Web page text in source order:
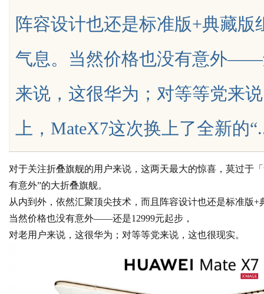
uz阵容设计也还是标准版+典藏
气息。当然价格也没有意外——
来说，这很华为；对等等党来
上，MateX7这次换上了全新的
对于关注折叠旗舰的用户来说，这两天最大的惊喜，莫过于
有意外”的大折叠旗舰。
从内到外，依然汇聚顶尖技术，而且阵容设计也还是标准版
当然价格也没有意外——还是12999元起步，
对老用户来说，这很华为；对等等党来说，这也很现实。